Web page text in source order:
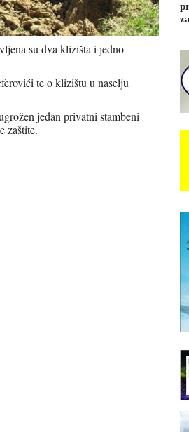
su dva klizišta i jedno
te o klizištu u naselju
jedan privatni stambeni
zaštite.